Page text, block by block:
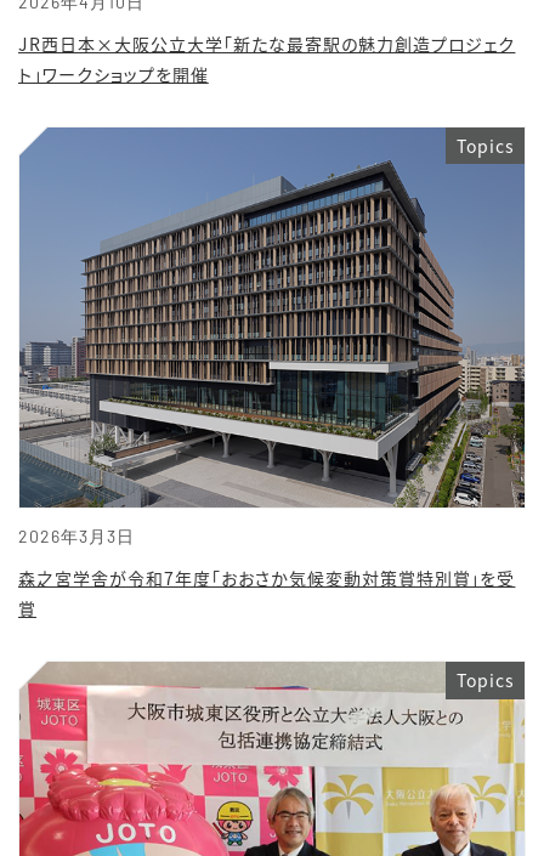
JR西日本×大阪公立大学「新たな最寄駅の魅力創造プロジェク
ト」ワークショップを開催
2026年3月3日
Topics
森之宮学舎が令和7年度「おおさか気候変動対策賞特別賞」を受
賞
Topics